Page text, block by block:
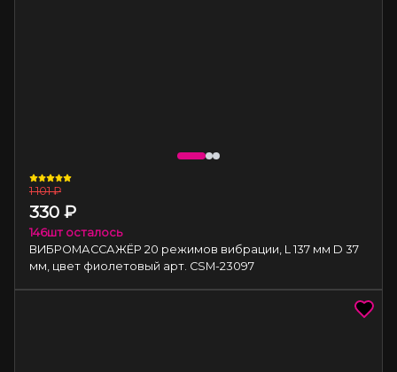
ВИБРОМАССАЖЁР 20 режимов вибрации, L 137 мм D 37
мм, цвет фиолетовый арт. CSM-23097
146шт осталось
1 101 ₽
330 ₽